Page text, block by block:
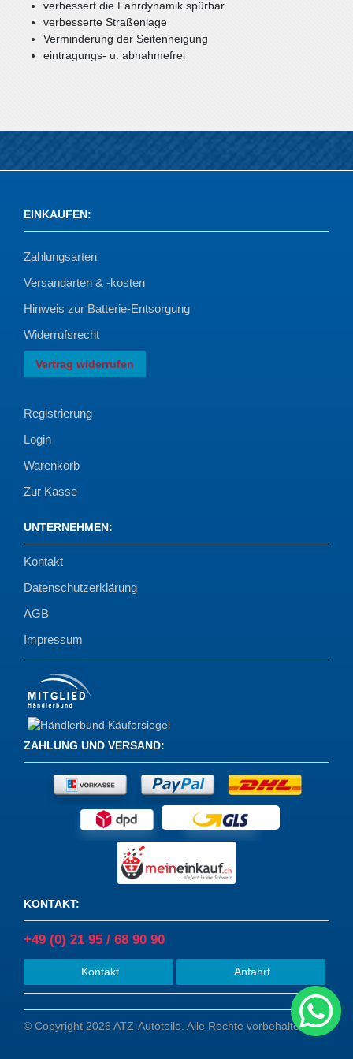
verbessert die Fahrdynamik spürbar
verbesserte Straßenlage
Verminderung der Seitenneigung
eintragungs- u. abnahmefrei
EINKAUFEN:
Zahlungsarten
Versandarten & -kosten
Hinweis zur Batterie-Entsorgung
Widerrufsrecht
Vertrag widerrufen
Registrierung
Login
Warenkorb
Zur Kasse
UNTERNEHMEN:
Kontakt
Datenschutzerklärung
AGB
Impressum
ZAHLUNG UND VERSAND:
KONTAKT:
+49 (0) 21 95 / 68 90 90
Kontakt Anfahrt
© Copyright 2026 ATZ-Autoteile. Alle Rechte vorbehalten.